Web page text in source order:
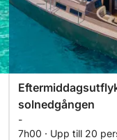
solnedgången
-
7h00 · Upp till 20